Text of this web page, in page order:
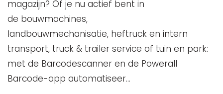
magazijn? Of je nu actief bent in
de bouwmachines,
landbouwmechanisatie, heftruck en intern
transport, truck & trailer service of tuin en park:
met de Barcodescanner en de Powerall
Barcode-app automatiseer…